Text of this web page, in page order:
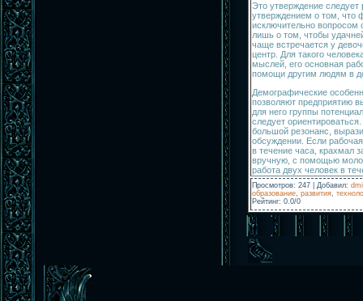
Это утверждение
утверждением о том, что
исключительно вопросом
лишь о том, чтобы
чаще встречается у
центр. Для такого
мыслей, его основная
помощи другим людям в
Демографические
позволяют предприятию
для него группы
следует
большой резонанс,
обсуждении. Если
в течение часа, крахмал
вручную, с помощью
работа двух человек в
Просмотров: 247 Добавил:
образование развития
Рейтинг: 0.0/0